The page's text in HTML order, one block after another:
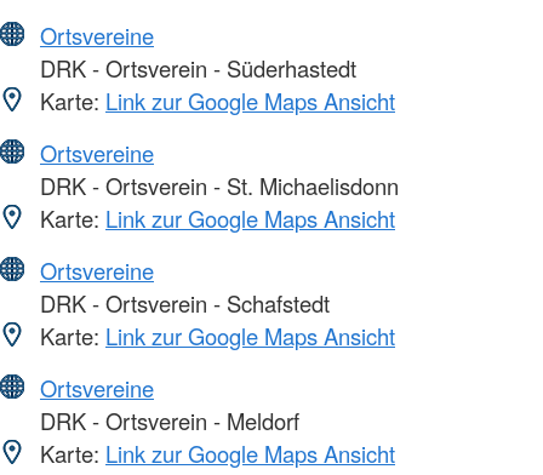
Ortsvereine
DRK - Ortsverein - Süderhastedt
Karte: Link zur Google Maps Ansicht
Ortsvereine
DRK - Ortsverein - St. Michaelisdonn
Karte: Link zur Google Maps Ansicht
Ortsvereine
DRK - Ortsverein - Schafstedt
Karte: Link zur Google Maps Ansicht
Ortsvereine
DRK - Ortsverein - Meldorf
Karte: Link zur Google Maps Ansicht